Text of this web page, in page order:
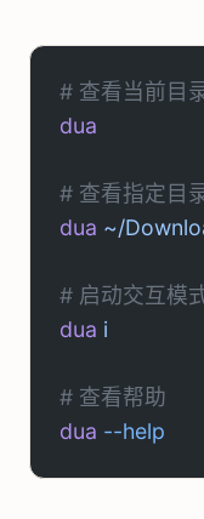
# 查看当前目
dua
# 查看指定目
dua ~/
# 启动交互模
dua i
# 查看帮助
dua --help